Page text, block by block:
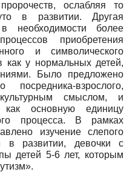
ослабляя то
в развитии. Другая
необходимости более
приобретения
и символического
как у нормальных детей,
Было предложено
посредника-взрослого,
смыслом, и
как основную единицу
процесса. В рамках
изучение слепого
в развитии, девочки с
детей 5-6 лет, которым